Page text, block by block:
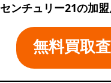
センチュリー21の加
無料買取